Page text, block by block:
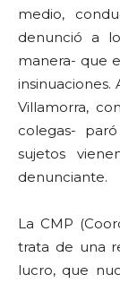
medio,
denunció a
manera- que
insinuaciones.
Villamorra,
colegas-
sujetos
denunciante.
La CMP
trata de una
lucro, que